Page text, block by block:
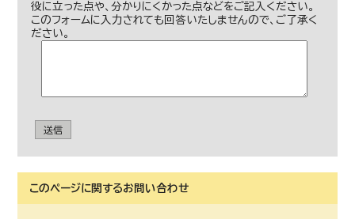
役に立った点や、分かりにくかった点などをご記入ください。
このフォームに入力されても回答いたしませんので、ご了承く
ださい。
送信
このページに関するお問い合わせ